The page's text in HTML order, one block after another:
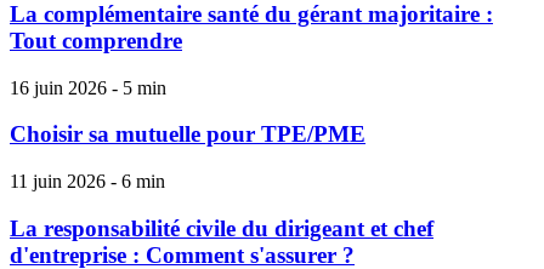
La complémentaire santé du gérant majoritaire :
Tout comprendre
16 juin 2026 - 5 min
Choisir sa mutuelle pour TPE/PME
11 juin 2026 - 6 min
La responsabilité civile du dirigeant et chef
d'entreprise : Comment s'assurer ?